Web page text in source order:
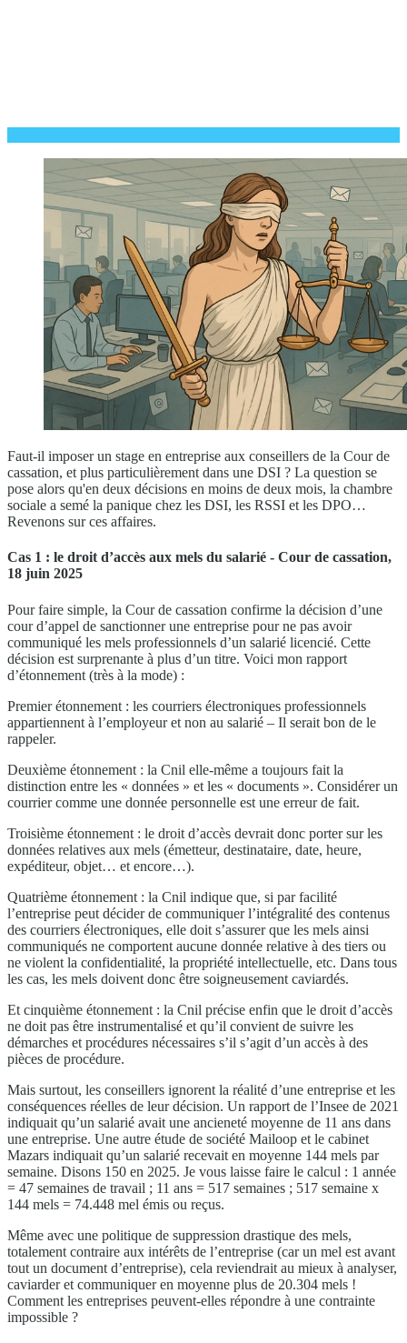
Faut-il imposer un stage en entreprise aux conseillers de la Cour de
cassation, et plus particulièrement dans une DSI ? La question se
pose alors qu'en deux décisions en moins de deux mois, la chambre
sociale a semé la panique chez les DSI, les RSSI et les DPO…
Revenons sur ces affaires.
Cas 1 : le droit d’accès aux mels du salarié - Cour de cassation,
18 juin 2025
Pour faire simple, la Cour de cassation confirme la décision d’une
cour d’appel de sanctionner une entreprise pour ne pas avoir
communiqué les mels professionnels d’un salarié licencié. Cette
décision est surprenante à plus d’un titre. Voici mon rapport
d’étonnement (très à la mode) :
Premier étonnement : les courriers électroniques professionnels
appartiennent à l’employeur et non au salarié – Il serait bon de le
rappeler.
Deuxième étonnement : la Cnil elle-même a toujours fait la
distinction entre les « données » et les « documents ». Considérer un
courrier comme une donnée personnelle est une erreur de fait.
Troisième étonnement : le droit d’accès devrait donc porter sur les
données relatives aux mels (émetteur, destinataire, date, heure,
expéditeur, objet… et encore…).
Quatrième étonnement : la Cnil indique que, si par facilité
l’entreprise peut décider de communiquer l’intégralité des contenus
des courriers électroniques, elle doit s’assurer que les mels ainsi
communiqués ne comportent aucune donnée relative à des tiers ou
ne violent la confidentialité, la propriété intellectuelle, etc. Dans tous
les cas, les mels doivent donc être soigneusement caviardés.
Et cinquième étonnement : la Cnil précise enfin que le droit d’accès
ne doit pas être instrumentalisé et qu’il convient de suivre les
démarches et procédures nécessaires s’il s’agit d’un accès à des
pièces de procédure.
Mais surtout, les conseillers ignorent la réalité d’une entreprise et les
conséquences réelles de leur décision. Un rapport de l’Insee de 2021
indiquait qu’un salarié avait une ancieneté moyenne de 11 ans dans
une entreprise. Une autre étude de société Mailoop et le cabinet
Mazars indiquait qu’un salarié recevait en moyenne 144 mels par
semaine. Disons 150 en 2025. Je vous laisse faire le calcul : 1 année
= 47 semaines de travail ; 11 ans = 517 semaines ; 517 semaine x
144 mels = 74.448 mel émis ou reçus.
Même avec une politique de suppression drastique des mels,
totalement contraire aux intérêts de l’entreprise (car un mel est avant
tout un document d’entreprise), cela reviendrait au mieux à analyser,
caviarder et communiquer en moyenne plus de 20.304 mels !
Comment les entreprises peuvent-elles répondre à une contrainte
impossible ?